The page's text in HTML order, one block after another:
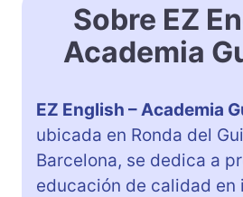
Sobre EZ
Academia
EZ English – Academia
ubicada en Ronda del
Barcelona, se dedica a
educación de calidad en